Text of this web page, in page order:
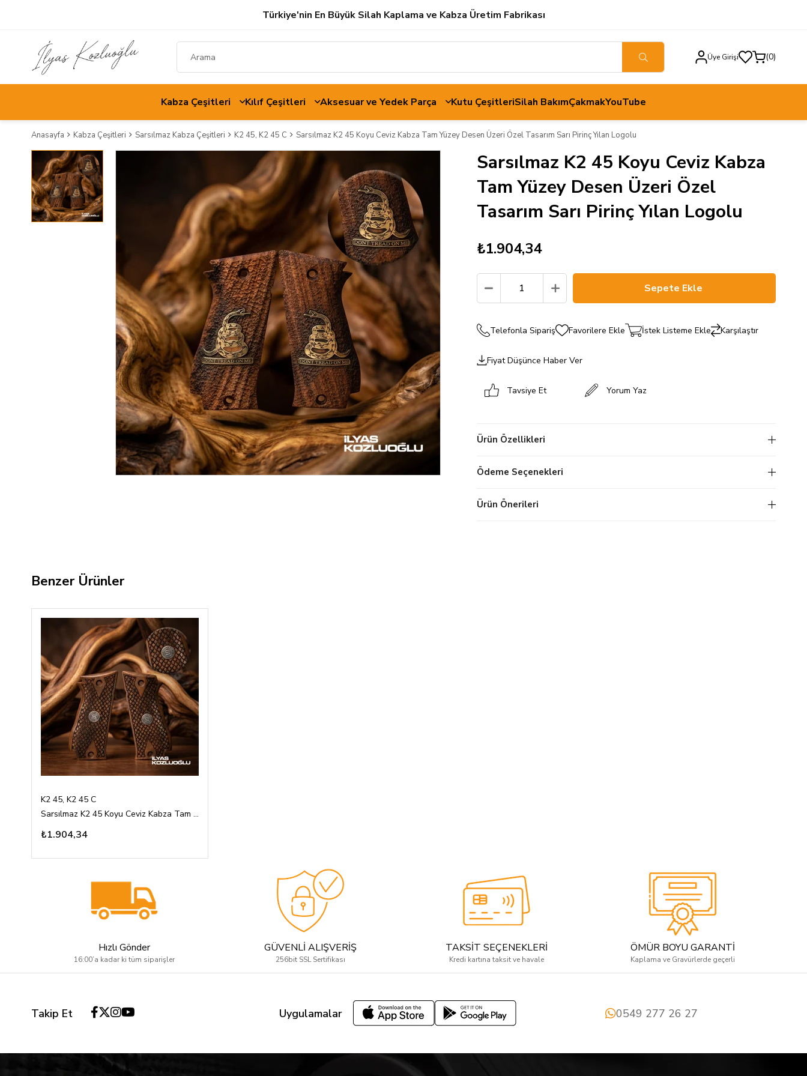
Türkiye'nin En Büyük Silah Kaplama ve Kabza Üretim Fabrikası
Üye Girişi 0
Kabza Çeşitleri Kılıf Çeşitleri Aksesuar ve Yedek Parça Kutu ÇeşitleriSilah BakımÇakmakYouTube
Anasayfa Kabza Çeşitleri Sarsılmaz Kabza Çeşitleri K2 45, K2 45 C Sarsılmaz K2 45 Koyu Ceviz Kabza Tam Yüzey Desen Üzeri Özel Tasarım Sarı Pirinç Yılan Logolu
Sarsılmaz K2 45 Koyu Ceviz Kabza
Tam Yüzey Desen Üzeri Özel
Tasarım Sarı Pirinç Yılan Logolu
₺1.904,34
Telefonla Sipariş Favorilere Ekle İstek Listeme Ekle Karşılaştır
Fiyat Düşünce Haber Ver
Tavsiye Et Yorum Yaz
Ürün Özellikleri
Ödeme Seçenekleri
Ürün Önerileri
Benzer Ürünler
K2 45, K2 45 C
Sarsılmaz K2 45 Koyu Ceviz Kabza Tam Yüzey Desen Üzeri Gümüş Renk Marka Logolu
₺1.904,34
Hızlı Gönder
16:00’a kadar ki tüm siparişler
GÜVENLİ ALIŞVERİŞ
256bit SSL Sertifikası
TAKSİT SEÇENEKLERİ
Kredi kartına taksit ve havale
ÖMÜR BOYU GARANTİ
Kaplama ve Gravürlerde geçerli
Takip Et Uygulamalar 0549 277 26 27